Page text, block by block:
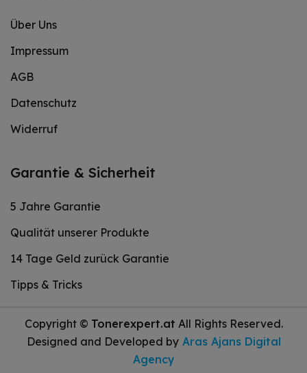
Über Uns
Impressum
AGB
Datenschutz
Widerruf
Garantie & Sicherheit
5 Jahre Garantie
Qualität unserer Produkte
14 Tage Geld zurück Garantie
Tipps & Tricks
Copyright © Tonerexpert.at All Rights Reserved.
Designed and Developed byAras Ajans Digital
Agency